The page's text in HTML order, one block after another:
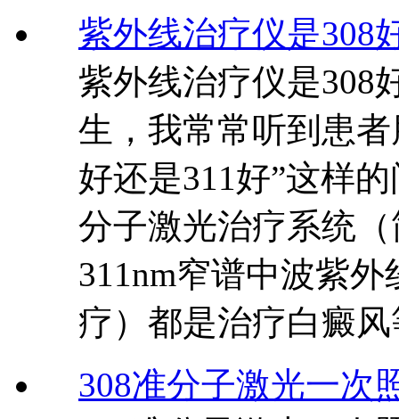
紫外线治疗仪是308
紫外线治疗仪是308
生，我常常听到患
好还是311好”这样
分子激光治疗系统
311nm窄谱中波紫
疗）都是治疗白癜
308准分子激光一次